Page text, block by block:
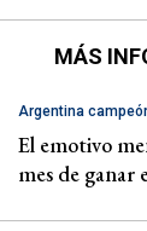
MÁS
Argentina
El emotivo
mes de